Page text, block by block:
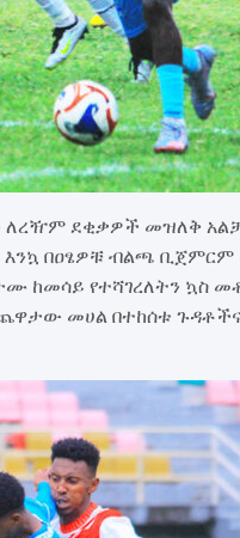
ደቂቃዎች መዝለቅ
በዐፄዎቹ ብልጫ
ከመሳይ የተሻገረለትን
መሀል በተከሰቱ